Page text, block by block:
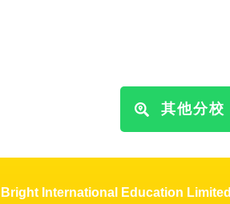
其他分校
Bright International Education Limited